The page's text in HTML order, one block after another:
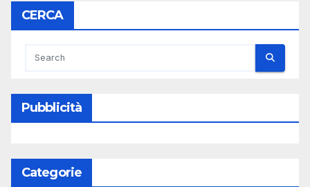
CERCA
Pubblicità
Categorie